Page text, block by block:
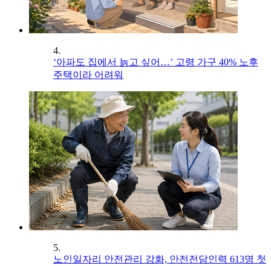
4.
‘아파도 집에서 늙고 싶어…’ 고령 가구 40% 노후
주택이라 어려워
5.
노인일자리 안전관리 강화, 안전전담인력 613명 첫